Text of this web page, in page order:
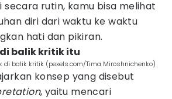
secara rutin, kamu bisa melihat
diri dari waktu ke waktu
hati dan pikiran.
balik kritik itu
balik kritik (pexels.com/Tima Miroshnichenko)
konsep yang disebut
, yaitu mencari